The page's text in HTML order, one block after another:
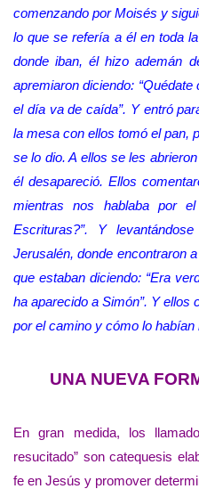
comenzando por Moisés y
lo que se refería a él en toda
donde iban, él hizo ademán
apremiaron diciendo:
el día va de caída”. Y entró
la mesa con ellos tomó el pan,
se lo dio. A ellos se les
él desapareció. Ellos
mientras nos hablaba por
Escrituras?”. Y
Jerusalén, donde encontraron
que estaban diciendo: “Era
ha aparecido a Simón”. Y ellos
por el camino y cómo lo habían
UNA NUEVA
En gran medida, los
resucitado” son catequesis
fe en Jesús y promover